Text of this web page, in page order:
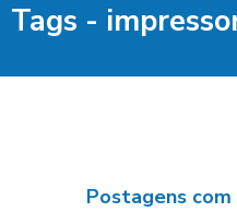
Tags -
Postagens com